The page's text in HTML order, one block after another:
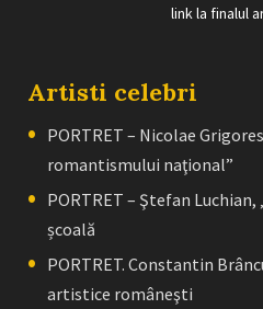
link la finalul
Artisti celebri
PORTRET – Nicolae
romantismului naţional”
PORTRET – Ştefan
școală
PORTRET. Constantin
artistice româneşti